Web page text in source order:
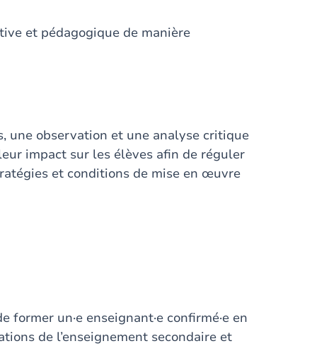
et pédagogique de manière
une observation et une analyse critique
impact sur les élèves afin de réguler
et conditions de mise en œuvre
un·e enseignant·e confirmé·e en
de l’enseignement secondaire et